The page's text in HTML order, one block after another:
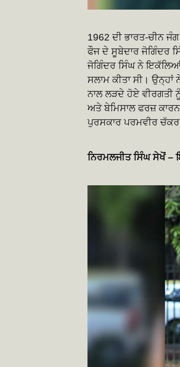
1962 ਦੀ ਭਾਰਤ-ਚੀਨ
ਫੌਜ ਦੇ ਸੂਬੇਦਾਰ ਜੋਗਿੰਦਰ
ਜੋਗਿੰਦਰ ਸਿੰਘ ਨੇ ਇਕੱਲਿਆਂ
ਸਲਾਮ ਕੀਤਾ ਸੀ।
ਨਾਲ ਲੜਦੇ ਹੋਏ ਵੀਰਗਤੀ
ਅਤੇ ਬੇਮਿਸਾਲ ਫਰਜ਼
ਪੁਰਸਕਾਰ ਪਰਮਵੀਰ
ਨਿਰਮਲਜੀਤ ਸਿੰਘ ਸੇਖੋਂ –